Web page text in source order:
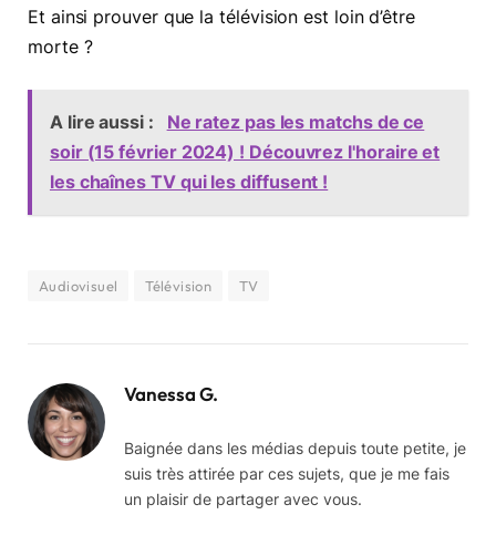
Et ainsi prouver que la télévision est loin d’être
morte ?
A lire aussi :
Ne ratez pas les matchs de ce
soir (15 février 2024) ! Découvrez l'horaire et
les chaînes TV qui les diffusent !
Audiovisuel Télévision TV
Vanessa G.
Baignée dans les médias depuis toute petite, je
suis très attirée par ces sujets, que je me fais
un plaisir de partager avec vous.